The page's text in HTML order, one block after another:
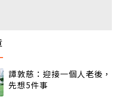
譚敦慈：迎接一個人老後，
先想5件事